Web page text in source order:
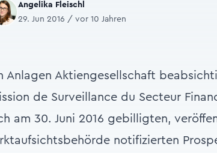
Angelika Fleischl
29. Jun 2016 / vor 10 Jahren
Anlagen Aktiengesellschaft
de Surveillance du Secteur
am 30. Juni 2016 gebilligten,
notifizierten